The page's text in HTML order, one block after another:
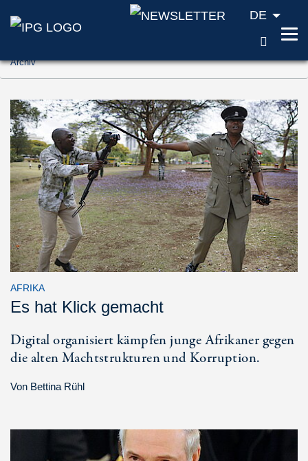
Zum Inhalt springen (Accesskey '1')
Zur Suche springen (Accesskey '2')
Zur Navigation springen (Accesskey '3')
DE
Archiv
AFRIKA
Es hat Klick gemacht
Digital organisiert kämpfen junge Afrikaner gegen
die alten Machtstrukturen und Korruption.
Von Bettina Rühl